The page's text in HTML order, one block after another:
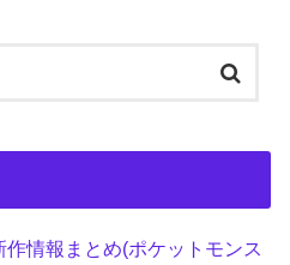
情報まとめ(ポケットモンス